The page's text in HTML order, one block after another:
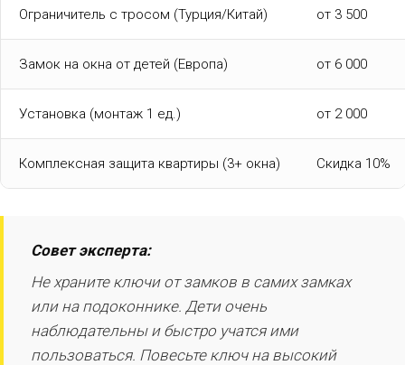
Ограничитель с тросом (Турция/Китай) от 3 500
Замок на окна от детей (Европа) от 6 000
Установка (монтаж 1 ед.) от 2 000
Комплексная защита квартиры (3+ окна) Скидка 10%
Совет эксперта:
Не храните ключи от замков в самих замках
или на подоконнике. Дети очень
наблюдательны и быстро учатся ими
пользоваться. Повесьте ключ на высокий